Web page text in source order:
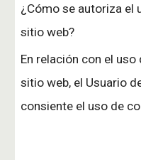
¿Cómo se autoriza el
sitio web?
En relación con el
sitio web, el Usuario
consiente el uso de